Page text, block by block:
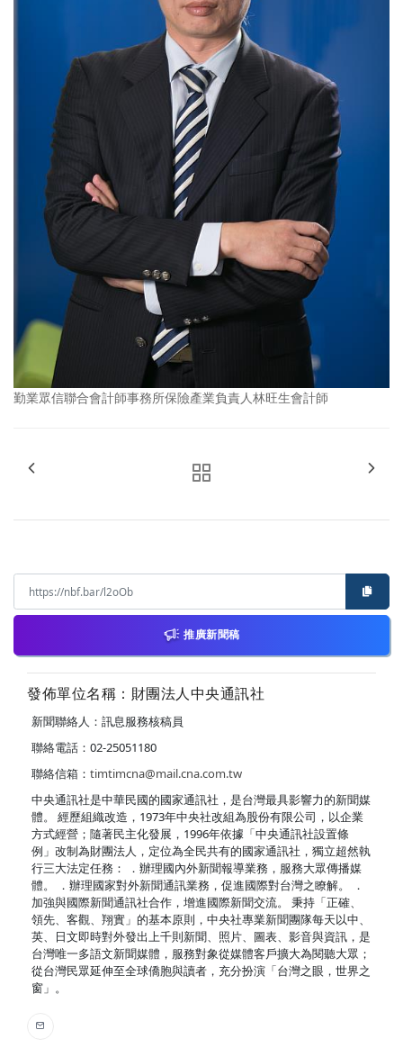
勤業眾信聯合會計師事務所保險產業負責人林旺生會計師
推廣新聞稿
發佈單位名稱：財團法人中央通訊社
新聞聯絡人：訊息服務核稿員
聯絡電話：02-25051180
聯絡信箱： timtimcna@mail.cna.com.tw
中央通訊社是中華民國的國家通訊社，是台灣最具影響力的新聞媒
體。 經歷組織改造，1973年中央社改組為股份有限公司，以企業
方式經營；隨著民主化發展，1996年依據「中央通訊社設置條
例」改制為財團法人，定位為全民共有的國家通訊社，獨立超然執
行三大法定任務： ．辦理國內外新聞報導業務，服務大眾傳播媒
體。 ．辦理國家對外新聞通訊業務，促進國際對台灣之瞭解。 ．
加強與國際新聞通訊社合作，增進國際新聞交流。 秉持「正確、
領先、客觀、翔實」的基本原則，中央社專業新聞團隊每天以中、
英、日文即時對外發出上千則新聞、照片、圖表、影音與資訊，是
台灣唯一多語文新聞媒體，服務對象從媒體客戶擴大為閱聽大眾；
從台灣民眾延伸至全球僑胞與讀者，充分扮演「台灣之眼，世界之
窗」。